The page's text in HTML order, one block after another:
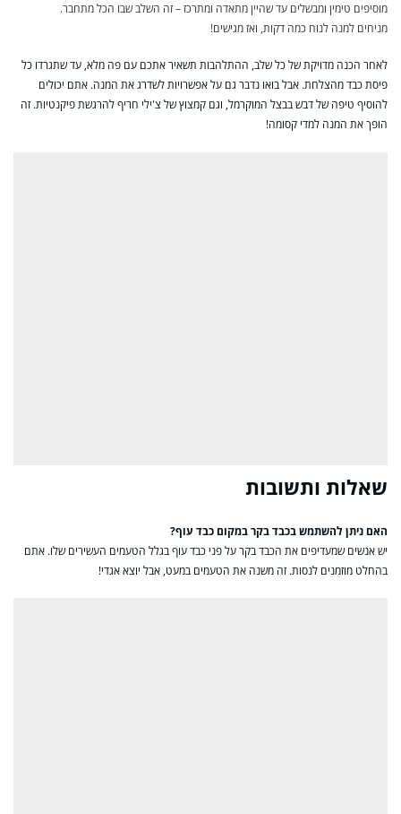
מוסיפים טימין ומבשלים עד שהיין מתאדה ומתרכז – זה השלב שבו הכל מתחבר.
מניחים למנה לנוח כמה דקות, ואז מגישים!
לאחר הכנה מדויקת של כל שלב, ההתלהבות תשאיר אתכם עם פה מלא, עד שתגרדו כל
פיסת כבד מהצלחת. אבל בואו נדבר גם על אפשרויות לשדרג את המנה. אתם יכולים
להוסיף טיפה של דבש בבצל המוקרמל, וגם קמצוץ של צ'ילי חריף להרגשת פיקנטיות. זה
הופך את המנה למדי קסומה!
שאלות ותשובות
האם ניתן להשתמש בכבד בקר במקום כבד עוף?
יש אנשים שמעדיפים את הכבד בקר על פני כבד עוף בגלל הטעמים העשירים שלו. אתם
בהחלט מוזמנים לנסות. זה משנה את הטעמים במעט, אבל יוצא אגדי!